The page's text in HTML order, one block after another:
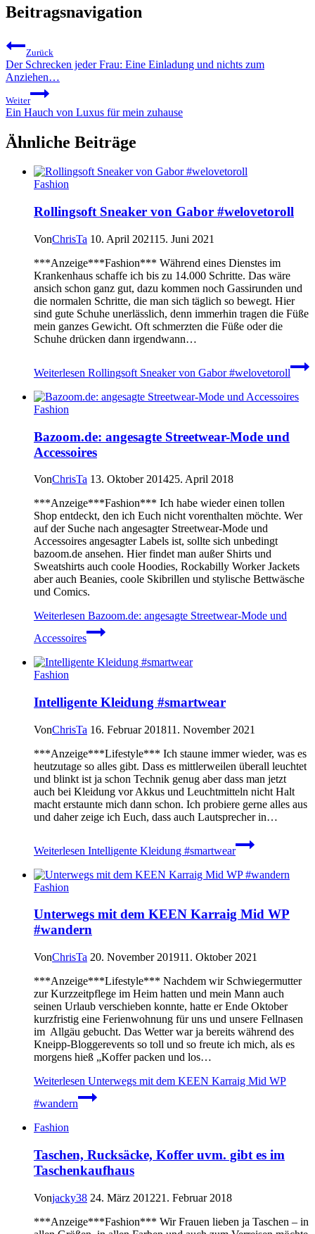
Beitragsnavigation
Zurück
Der Schrecken jeder Frau: Eine Einladung und nichts zum
Anziehen…
Weiter
Ein Hauch von Luxus für mein zuhause
Ähnliche Beiträge
Fashion
Rollingsoft Sneaker von Gabor #welovetoroll
VonChrisTa 10. April 202115. Juni 2021
***Anzeige***Fashion*** Während eines Dienstes im
Krankenhaus schaffe ich bis zu 14.000 Schritte. Das wäre
ansich schon ganz gut, dazu kommen noch Gassirunden und
die normalen Schritte, die man sich täglich so bewegt. Hier
sind gute Schuhe unerlässlich, denn immerhin tragen die Füße
mein ganzes Gewicht. Oft schmerzten die Füße oder die
Schuhe drücken dann irgendwann…
Weiterlesen Rollingsoft Sneaker von Gabor #welovetoroll
Fashion
Bazoom.de: angesagte Streetwear-Mode und
Accessoires
VonChrisTa 13. Oktober 201425. April 2018
***Anzeige***Fashion*** Ich habe wieder einen tollen
Shop entdeckt, den ich Euch nicht vorenthalten möchte. Wer
auf der Suche nach angesagter Streetwear-Mode und
Accessoires angesagter Labels ist, sollte sich unbedingt
bazoom.de ansehen. Hier findet man außer Shirts und
Sweatshirts auch coole Hoodies, Rockabilly Worker Jackets
aber auch Beanies, coole Skibrillen und stylische Bettwäsche
und Comics.
Weiterlesen Bazoom.de: angesagte Streetwear-Mode und
Accessoires
Fashion
Intelligente Kleidung #smartwear
VonChrisTa 16. Februar 201811. November 2021
***Anzeige***Lifestyle*** Ich staune immer wieder, was es
heutzutage so alles gibt. Dass es mittlerweilen überall leuchtet
und blinkt ist ja schon Technik genug aber dass man jetzt
auch bei Kleidung vor Akkus und Leuchtmitteln nicht Halt
macht erstaunte mich dann schon. Ich probiere gerne alles aus
und daher zeige ich Euch, dass auch Lautsprecher in…
Weiterlesen Intelligente Kleidung #smartwear
Fashion
Unterwegs mit dem KEEN Karraig Mid WP
#wandern
VonChrisTa 20. November 201911. Oktober 2021
***Anzeige***Lifestyle*** Nachdem wir Schwiegermutter
zur Kurzzeitpflege im Heim hatten und mein Mann auch
seinen Urlaub verschieben konnte, hatte er Ende Oktober
kurzfristig eine Ferienwohnung für uns und unsere Fellnasen
im Allgäu gebucht. Das Wetter war ja bereits während des
Kneipp-Bloggerevents so toll und so freute ich mich, als es
morgens hieß „Koffer packen und los…
Weiterlesen Unterwegs mit dem KEEN Karraig Mid WP
#wandern
Fashion
Taschen, Rucksäcke, Koffer uvm. gibt es im
Taschenkaufhaus
Vonjacky38 24. März 201221. Februar 2018
***Anzeige***Fashion*** Wir Frauen lieben ja Taschen – in